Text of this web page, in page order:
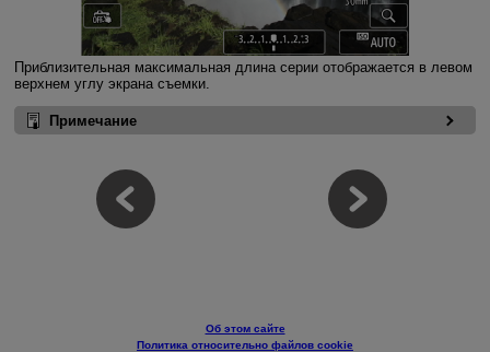
Приблизительная максимальная длина серии отображается в левом
верхнем углу экрана съемки.
Примечание
Об этом сайте
Политика относительно файлов cookie